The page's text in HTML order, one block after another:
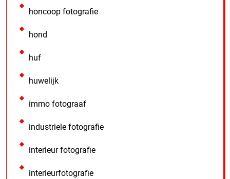
honcoop fotografie
hond
huf
huwelijk
immo fotograaf
industriele fotografie
interieur fotografie
interieurfotografie